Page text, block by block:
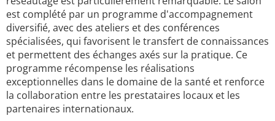
est complété par un programme d'accompagnement
diversifié, avec des ateliers et des conférences
spécialisées, qui favorisent le transfert de connaissances
et permettent des échanges axés sur la pratique. Ce
programme récompense les réalisations
exceptionnelles dans le domaine de la santé et renforce
la collaboration entre les prestataires locaux et les
partenaires internationaux.